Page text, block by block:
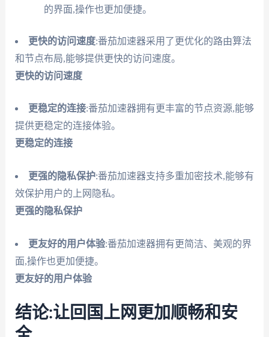
的界面,操作也更加便捷。
更快的访问速度:番茄加速器采用了更优化的路由算法
和节点布局,能够提供更快的访问速度。
更快的访问速度
更稳定的连接:番茄加速器拥有更丰富的节点资源,能够
提供更稳定的连接体验。
更稳定的连接
更强的隐私保护:番茄加速器支持多重加密技术,能够有
效保护用户的上网隐私。
更强的隐私保护
更友好的用户体验:番茄加速器拥有更简洁、美观的界
面,操作也更加便捷。
更友好的用户体验
结论:让回国上网更加顺畅和安